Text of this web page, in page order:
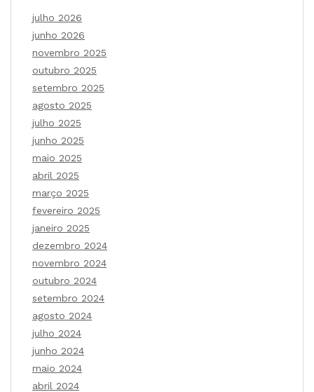
julho 2026
junho 2026
novembro 2025
outubro 2025
setembro 2025
agosto 2025
julho 2025
junho 2025
maio 2025
abril 2025
março 2025
fevereiro 2025
janeiro 2025
dezembro 2024
novembro 2024
outubro 2024
setembro 2024
agosto 2024
julho 2024
junho 2024
maio 2024
abril 2024